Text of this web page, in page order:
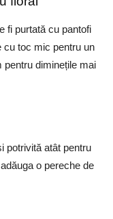
fi purtată cu pantofi
cu toc mic pentru un
pentru diminețile mai
potrivită atât pentru
o pereche de